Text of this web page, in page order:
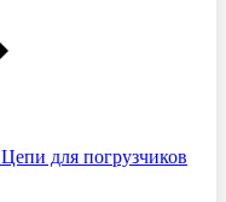
Цепи для погрузчиков